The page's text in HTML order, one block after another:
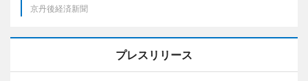
京丹後経済新聞
プレスリリース